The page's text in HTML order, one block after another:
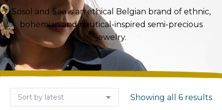
Sosol and Sea is an ethical Belgian brand of ethnic,
bohemian and nautical-inspired semi-precious
jewelry.
Showing all 6 results